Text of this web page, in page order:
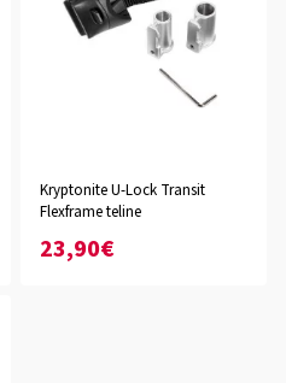
Kryptonite U-Lock Transit
Flexframe teline
23,90€